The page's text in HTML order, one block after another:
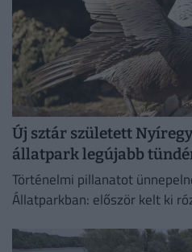
Új sztár született
állatpark legújabb
Történelmi pillanatot
Állatparkban: először kelt ki
szülő gondosan neveli, a kicsi